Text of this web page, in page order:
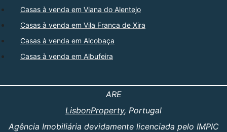
Casas à venda em Viana do Alentejo
Casas à venda em Vila Franca de Xira
Casas à venda em Alcobaça
Casas à venda em Albufeira
ARE
LisbonProperty, Portugal
Agência Imobiliária devidamente licenciada pelo IMPIC